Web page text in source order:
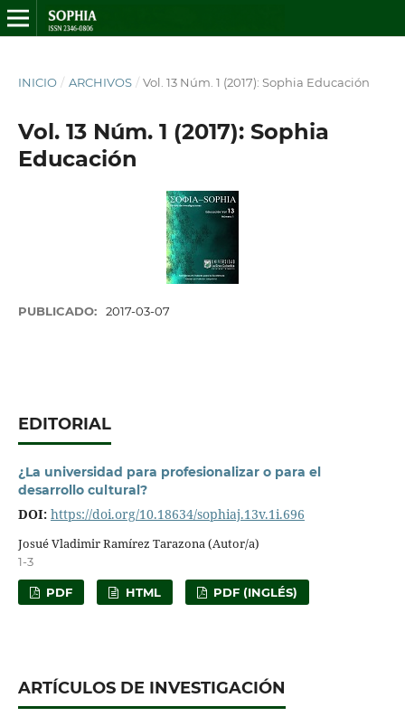
INICIO / ARCHIVOS / Vol. 13 Núm. 1 (2017): Sophia Educación
Vol. 13 Núm. 1 (2017): Sophia
Educación
PUBLICADO: 2017-03-07
EDITORIAL
¿La universidad para profesionalizar o para el
desarrollo cultural?
DOI: https://doi.org/10.18634/sophiaj.13v.1i.696
Josué Vladimir Ramírez Tarazona (Autor/a)
1-3
PDF HTML PDF (INGLÉS)
ARTÍCULOS DE INVESTIGACIÓN